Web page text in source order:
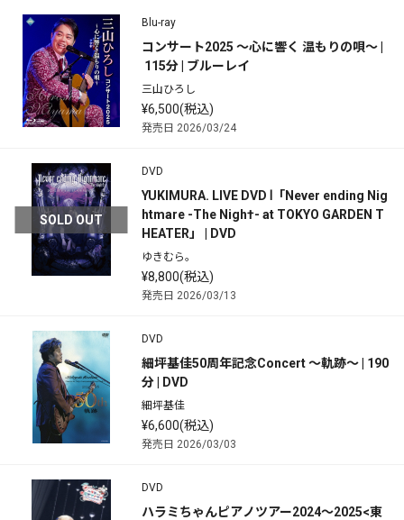
Blu-ray
コンサート2025 ～心に響く 温もりの唄～ |
115分 | ブルーレイ
三山ひろし
¥6,500(税込)
発売日 2026/03/24
SOLD OUT
DVD
YUKIMURA. LIVE DVD Ⅰ「Never ending Nig
htmare -The Nigh†- at TOKYO GARDEN T
HEATER」 | DVD
ゆきむら。
¥8,800(税込)
発売日 2026/03/13
DVD
細坪基佳50周年記念Concert ～軌跡～ | 190
分 | DVD
細坪基佳
¥6,600(税込)
発売日 2026/03/03
DVD
ハラミちゃんピアノツアー2024～2025<東